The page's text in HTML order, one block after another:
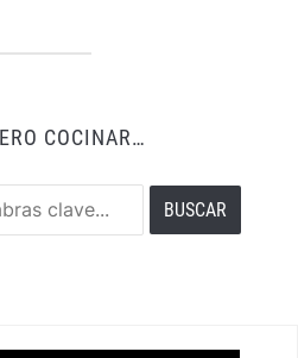
COCINAR…